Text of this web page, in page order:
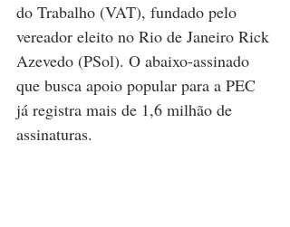
do Trabalho (VAT), fundado pelo
vereador eleito no Rio de Janeiro Rick
Azevedo (PSol). O abaixo-assinado
que busca apoio popular para a PEC
já registra mais de 1,6 milhão de
assinaturas.